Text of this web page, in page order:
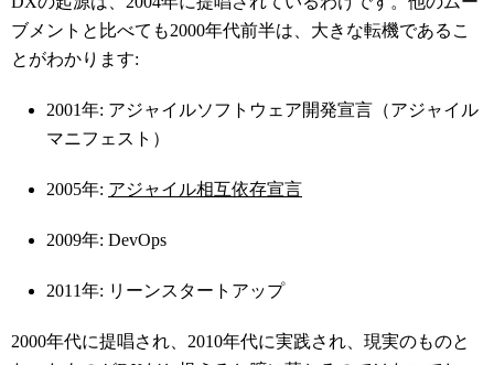
ブメントと比べても2000年代前半は、大きな転機であるこ
とがわかります:
2001年: アジャイルソフトウェア開発宣言（アジャイル
マニフェスト）
2005年: アジャイル相互依存宣言
2009年: DevOps
2011年: リーンスタートアップ
2000年代に提唱され、2010年代に実践され、現実のものと